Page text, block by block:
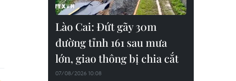
Lào Cai: Đứt gãy 30m
đường tỉnh 161 sau mưa
lớn, giao thông bị chia cắt
07/08/2026 10:08